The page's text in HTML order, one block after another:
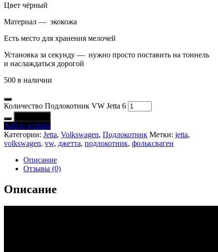
Цвет чёрный
Материал — экокожа
Есть место для хранения мелочей
Установка за секунду — нужно просто поставить на тоннель
и наслаждаться дорогой
500 в наличии
Количество Подлокотник VW Jetta 6
Add to wishlist
Категории: Jetta, Volkswagen, Подлокотник Метки: jetta,
volkswagen, vw, джетта, подлокотник, фольксваген
Описание
Отзывы (0)
Описание